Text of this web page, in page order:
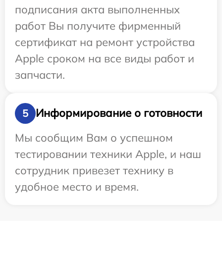
подписания акта выполненных
работ Вы получите фирменный
сертификат на ремонт устройства
Apple сроком на все виды работ и
запчасти.
5
Информирование о готовности
Мы сообщим Вам о успешном
тестировании техники Apple, и наш
сотрудник привезет технику в
удобное место и время.